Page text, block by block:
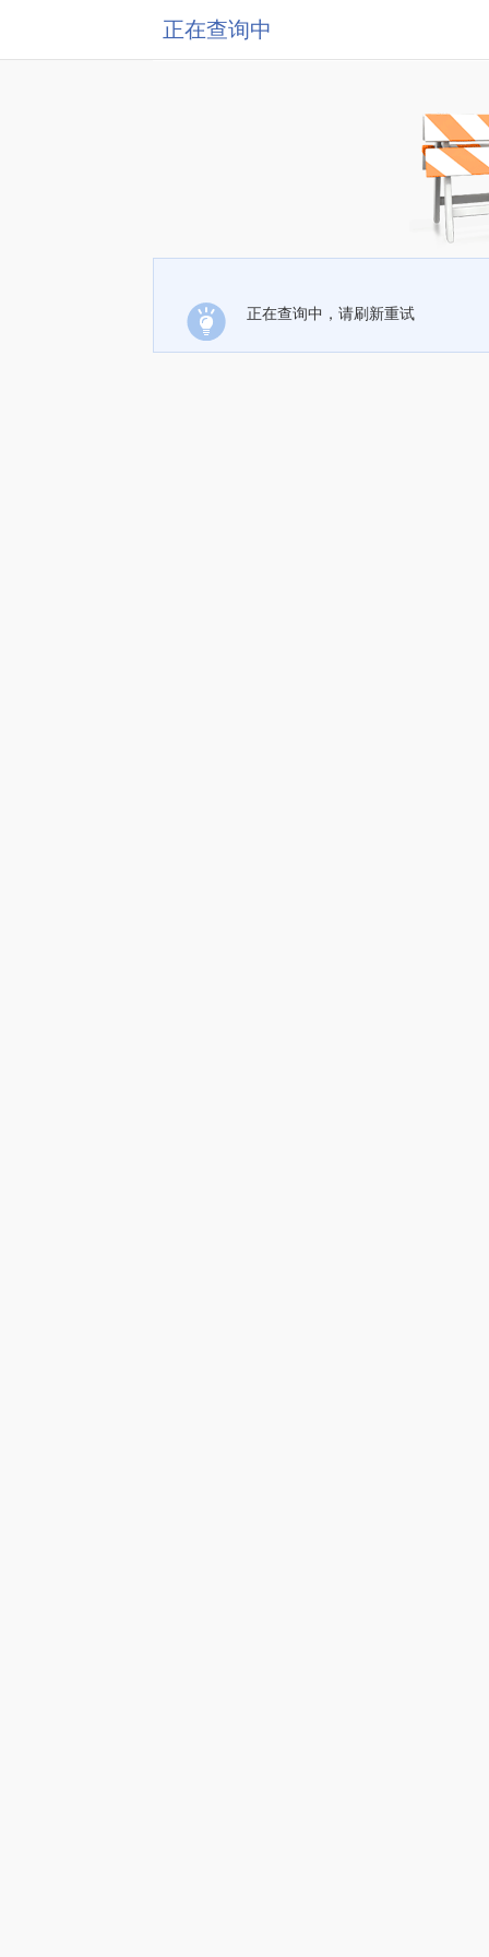
正在查询中
正在查询中，请刷新重试